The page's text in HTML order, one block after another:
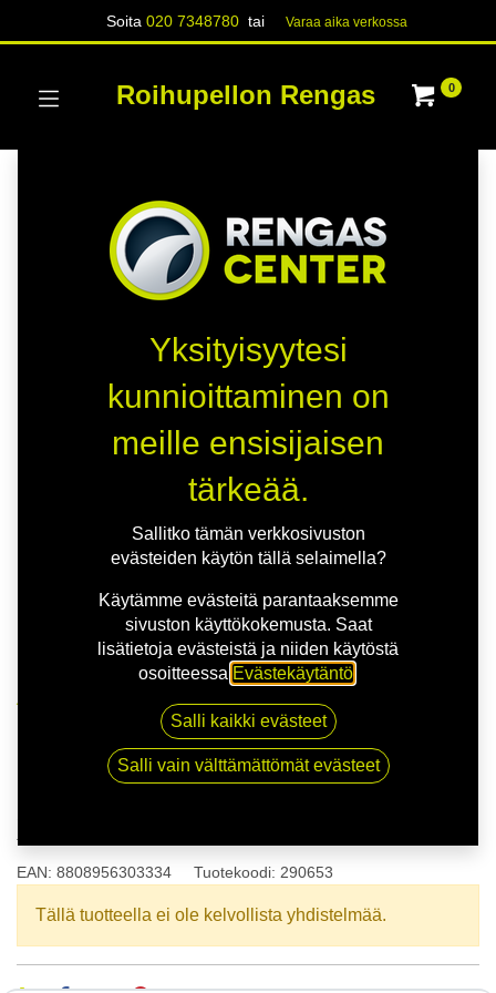
Soita020 7348780 tai Varaa aika verk​​​​ossa
Roihupellon Rengas 0
165/70R14 81T KUMHO WP52 XL
165/70R14 81T KUMHO WP52
EAN: 8808956303334 Tuotekoodi: 290653
Tällä tuotteella ei ole kelvollista yhdistelmää.
Yksityisyytesi
kunnioittaminen on
meille ensisijaisen
tärkeää.
Sallitko tämän verkkosivuston
evästeiden käytön tällä selaimella?
Käytämme evästeitä parantaaksemme
sivuston käyttökokemusta. Saat
lisätietoja evästeistä ja niiden käytöstä
osoitteessa Evästekäytäntö
Salli kaikki evästeet
Salli vain välttämättömät evästeet